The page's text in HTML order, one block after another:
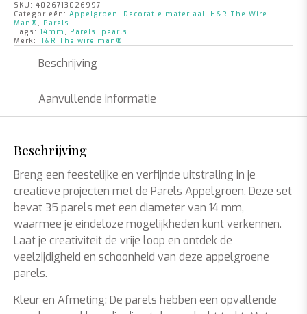
|
35
stuks
SKU: 4026713026997
Categorieën: Appelgroen , Decoratie materiaal, H&R The Wire
Man® , Parels
Tags: 14mm , Parels , pearls
Merk: H&R The wire man®
Beschrijving
Aanvullende informatie
Beschrijving
Breng een feestelijke en verfijnde uitstraling in je
creatieve projecten met de Parels Appelgroen. Deze set
bevat 35 parels met een diameter van 14 mm,
waarmee je eindeloze mogelijkheden kunt verkennen.
Laat je creativiteit de vrije loop en ontdek de
veelzijdigheid en schoonheid van deze appelgroene
parels.
Kleur en Afmeting: De parels hebben een opvallende